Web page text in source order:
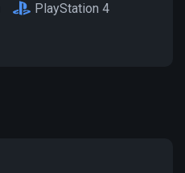
PlayStation 4